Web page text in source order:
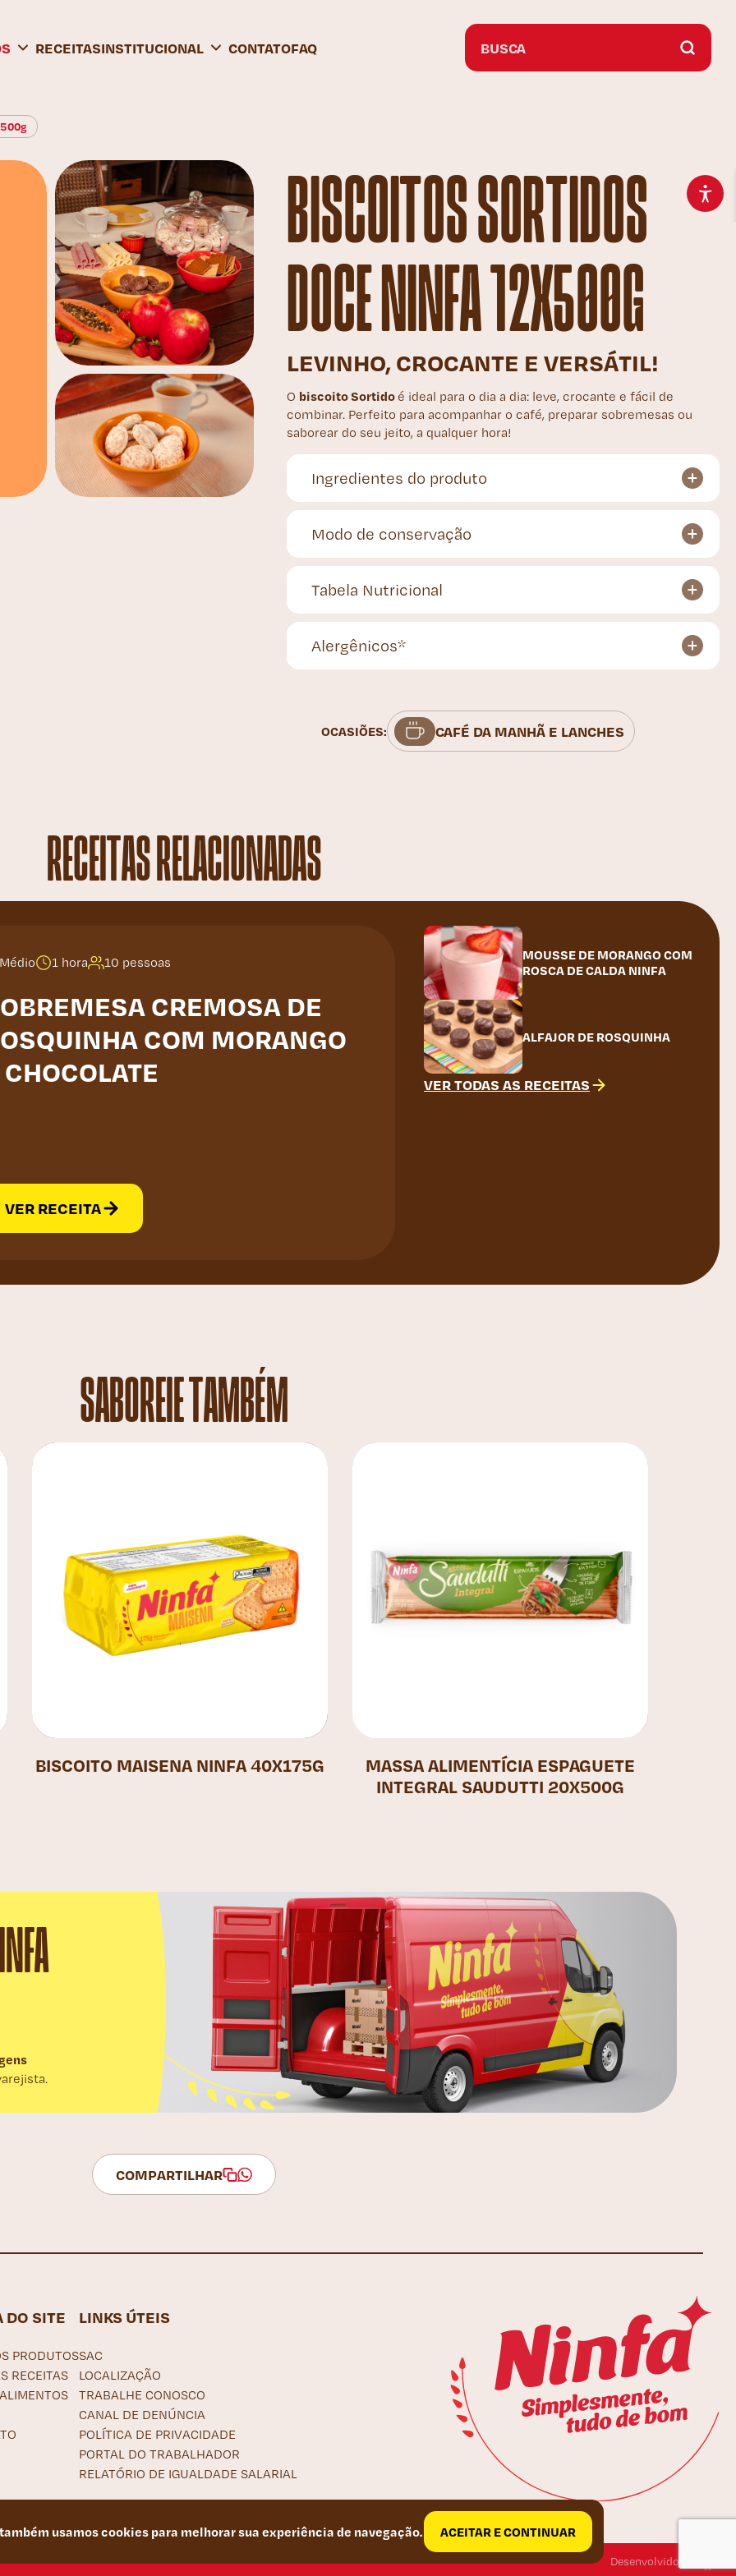
RECEITASINSTITUCIONAL CONTATOFAQ
BISCOITOS SORTIDOS
DOCE NINFA 12X500G
LEVINHO, CROCANTE E VERSÁTIL!
O biscoito Sortidoé ideal para o dia a dia: leve, crocante e fácil de
combinar. Perfeito para acompanhar o café, preparar sobremesas ou
saborear do seu jeito, a qualquer hora!
Ingredientes do produto
Modo de conservação
Tabela Nutricional
Alergênicos*
OCASIÕES: CAFÉ DA MANHÃ E LANCHES
RECEITAS RELACIONADAS
Médio 1 hora 10 pessoas
CREMOSA DE
COM MORANGO
VER RECEITA
MOUSSE DE MORANGO COM
ROSCA DE CALDA NINFA
ALFAJOR DE ROSQUINHA
VER TODAS AS RECEITAS
SABOREIE TAMBÉM
BISCOITO MAISENA NINFA 40X175G
MASSA ALIMENTÍCIA ESPAGUETE
INTEGRAL SAUDUTTI 20X500G
COMPARTILHAR
DO SITE
PRODUTOS
RECEITAS
LINKS ÚTEIS
SAC
LOCALIZAÇÃO
TRABALHE CONOSCO
CANAL DE DENÚNCIA
POLÍTICA DE PRIVACIDADE
PORTAL DO TRABALHADOR
RELATÓRIO DE IGUALDADE SALARIAL
Desenvolvido por
também usamos cookies para melhorar sua experiência de navegação. ACEITAR E CONTINUAR